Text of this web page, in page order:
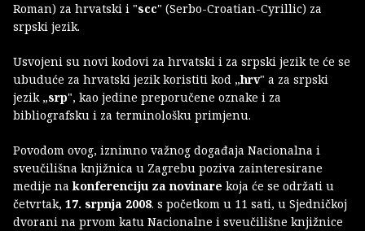
Roman) za hrvatski i "scc" (Serbo-Croatian-Cyrillic) za
srpski jezik.
Usvojeni su novi kodovi za hrvatski i za srpski jezik te će se
ubuduće za hrvatski jezik koristiti kod „hrv" a za srpski
jezik „srp", kao jedine preporučene oznake i za
bibliografsku i za terminološku primjenu.
Povodom ovog, iznimno važnog događaja Nacionalna i
sveučilišna knjižnica u Zagrebu poziva zainteresirane
medije nakonferenciju za novinare koja će se održati u
četvrtak, 17. srpnja 2008. s početkom u 11 sati, u Sjedničkoj
dvorani na prvom katu Nacionalne i sveučilišne knjižnice